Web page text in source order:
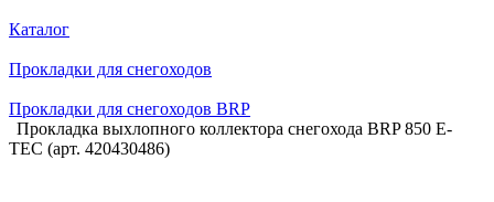
Каталог
Прокладки для снегоходов
Прокладки для снегоходов BRP
Прокладка выхлопного коллектора снегохода BRP 850 E-
TEC (арт. 420430486)